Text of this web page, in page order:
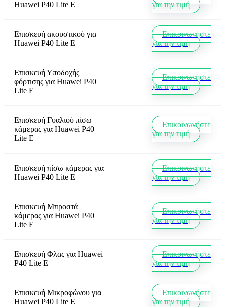
Huawei P40 Lite E για την τιμή
Επισκευή ακουστικού για
Huawei P40 Lite E
Επικοινωνήστε
για την τιμή
Επισκευή Υποδοχής
φόρτισης για Huawei P40
Lite E
Επικοινωνήστε
για την τιμή
Επισκευή Γυαλιού πίσω
κάμερας για Huawei P40
Lite E
Επικοινωνήστε
για την τιμή
Επισκευή πίσω κάμερας για
Huawei P40 Lite E
Επικοινωνήστε
για την τιμή
Επισκευή Μπροστά
κάμερας για Huawei P40
Lite E
Επικοινωνήστε
για την τιμή
Επισκευή Φλας για Huawei
P40 Lite E
Επικοινωνήστε
για την τιμή
Επισκευή Μικροφώνου για
Huawei P40 Lite E
Επικοινωνήστε
για την τιμή